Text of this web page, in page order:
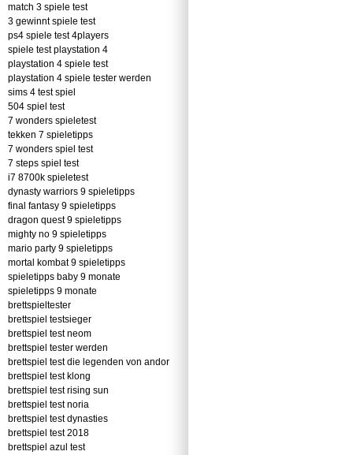
match 3 spiele test
3 gewinnt spiele test
ps4 spiele test 4players
spiele test playstation 4
playstation 4 spiele test
playstation 4 spiele tester werden
sims 4 test spiel
504 spiel test
7 wonders spieletest
tekken 7 spieletipps
7 wonders spiel test
7 steps spiel test
i7 8700k spieletest
dynasty warriors 9 spieletipps
final fantasy 9 spieletipps
dragon quest 9 spieletipps
mighty no 9 spieletipps
mario party 9 spieletipps
mortal kombat 9 spieletipps
spieletipps baby 9 monate
spieletipps 9 monate
brettspieltester
brettspiel testsieger
brettspiel test neom
brettspiel tester werden
brettspiel test die legenden von andor
brettspiel test klong
brettspiel test rising sun
brettspiel test noria
brettspiel test dynasties
brettspiel test 2018
brettspiel azul test